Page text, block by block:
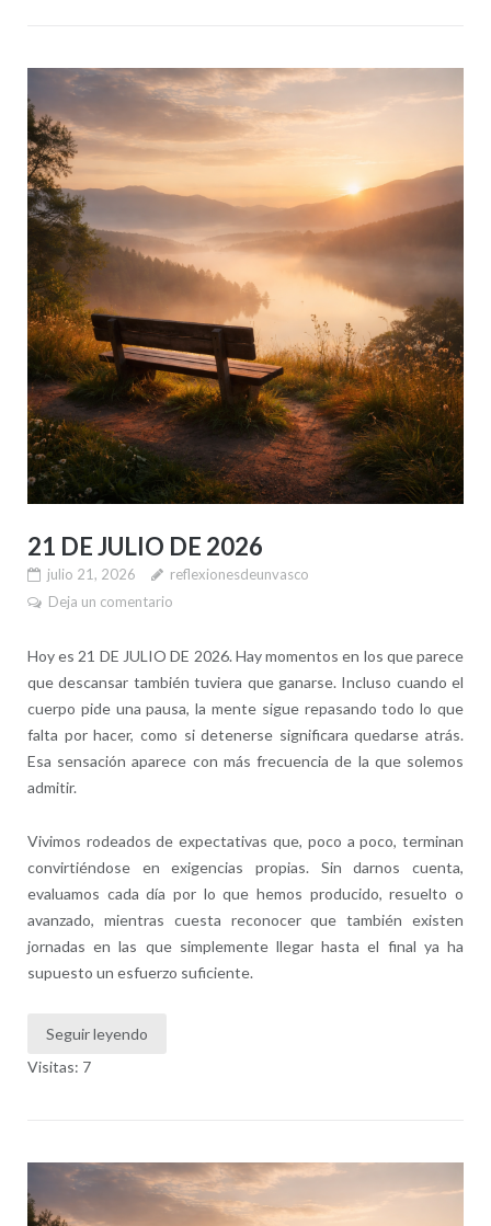
21 DE JULIO DE 2026
julio 21, 2026
reflexionesdeunvasco
Deja un comentario
Hoy es 21 DE JULIO DE 2026. Hay momentos en los que parece
que descansar también tuviera que ganarse. Incluso cuando el
cuerpo pide una pausa, la mente sigue repasando todo lo que
falta por hacer, como si detenerse significara quedarse atrás.
Esa sensación aparece con más frecuencia de la que solemos
admitir.
Vivimos rodeados de expectativas que, poco a poco, terminan
convirtiéndose en exigencias propias. Sin darnos cuenta,
evaluamos cada día por lo que hemos producido, resuelto o
avanzado, mientras cuesta reconocer que también existen
jornadas en las que simplemente llegar hasta el final ya ha
supuesto un esfuerzo suficiente.
Seguir leyendo
Visitas: 7